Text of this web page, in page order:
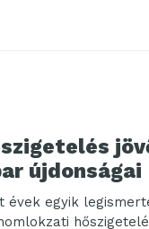
újdonságai
évek egyik